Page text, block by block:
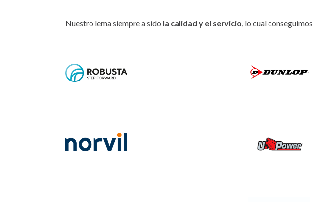
Nuestro lema siempre a sido la calidad y el servicio, lo cual conseguimos